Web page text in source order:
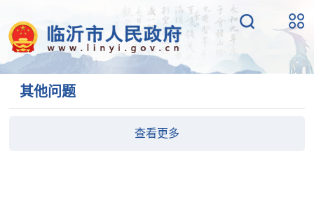
其他问题
查看更多